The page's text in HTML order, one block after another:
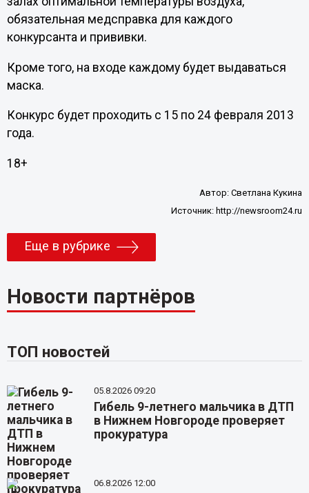
обязательная медсправка для каждого
конкурсанта и прививки.
Кроме того, на входе каждому будет выдаваться
маска.
Конкурс будет проходить с 15 по 24 февраля 2013
года.
18+
Автор:Светлана Кукина
Источник: http://newsroom24.ru
Еще в рубрике
Новости партнёров
ТОП новостей
05.8.2026 09:20
Гибель 9-летнего мальчика в ДТП
в Нижнем Новгороде проверяет
прокуратура
06.8.2026 12:00